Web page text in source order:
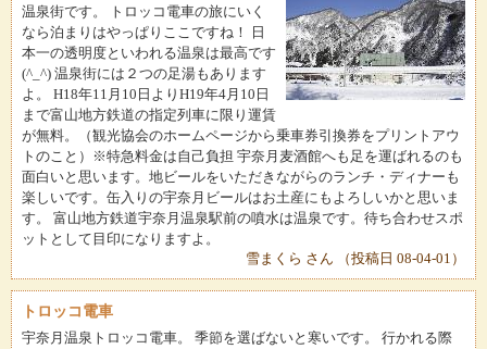
温泉街です。 トロッコ電車の旅にいく
なら泊まりはやっぱりここですね！ 日
本一の透明度といわれる温泉は最高です
(^_^) 温泉街には２つの足湯もあります
よ。 H18年11月10日よりH19年4月10日
まで富山地方鉄道の指定列車に限り運賃
が無料。（観光協会のホームページから乗車券引換券をプリントアウ
トのこと）※特急料金は自己負担 宇奈月麦酒館へも足を運ばれるのも
面白いと思います。地ビールをいただきながらのランチ・ディナーも
楽しいです。缶入りの宇奈月ビールはお土産にもよろしいかと思いま
す。 富山地方鉄道宇奈月温泉駅前の噴水は温泉です。待ち合わせスポ
ットとして目印になりますよ。
雪まくら さん （投稿日 08-04-01）
トロッコ電車
宇奈月温泉トロッコ電車。 季節を選ばないと寒いです。 行かれる際